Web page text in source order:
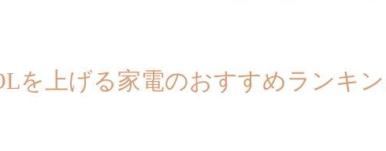
を上げる家電のおすすめランキ